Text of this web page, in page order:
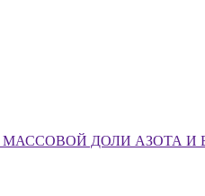
ДОЛИ АЗОТА И